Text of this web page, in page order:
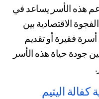
الفئات المختلفة، ومن خلال كفالة أسرة فقيرة أو تقديم
الدعم المادي والعيني، يمكن تحسين جودة حياة هذه الأسر
كيفية اختيار جمعية كفالة اليتيم